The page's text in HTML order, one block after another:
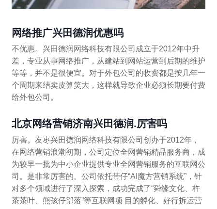
网络推广兴田德润优惠吗
不优惠。兴田德润网络科技有限公司成立于2012年中升
差，专业从事网络推广，从建站到网站运营到后期的维护
等等，并不是很便宜。对于外包公司的收费都是按几年一
个周期来结卖皮算笑大，这样就导致企业必须长期要付费
给外包公司。
北京网络营销济南兴田德润.厉害吗
厉害。友枣兴田德润网络科技有限公司创办于2012年，
在网络营销浪潮初期，公司定位全网营销精品服务商，成
为较早一批为中小企业提供专业全网营销服务的互联网公
司。是非常厉害的。公司依托带仔“AI魔方营销系统”，针
对多个领域进行了深入探索，成功完成了“舜缘文化、杵
茶茶叶、熊孩仔部落”等互联网项 目的孵化、好行拆运营